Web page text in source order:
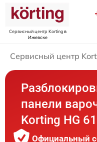
Сервисный центр Kortingв
Ижевске
Сервисный центр
панели
Korting HG
Официальный